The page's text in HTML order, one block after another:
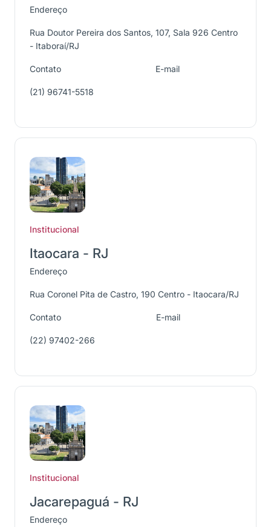
Endereço
Rua Doutor Pereira dos Santos, 107, Sala 926 Centro
- Itaboraí/RJ
Contato
(21) 96741-5518
E-mail
Institucional
Itaocara - RJ
Endereço
Rua Coronel Pita de Castro, 190 Centro - Itaocara/RJ
Contato
(22) 97402-266
E-mail
Institucional
Jacarepaguá - RJ
Endereço